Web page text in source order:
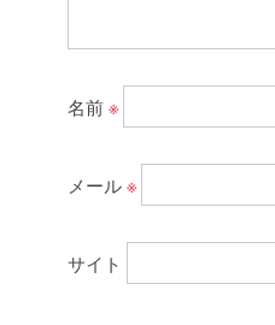
名前 ※
メール ※
サイト